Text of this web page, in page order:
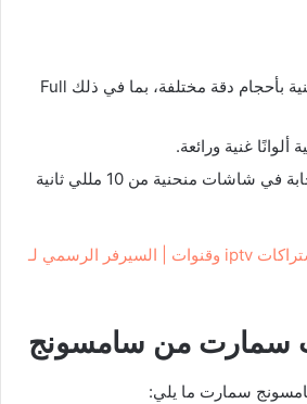
تتوفر شاشات منحنية بأحجام دقة مختلفة، بما في ذلك Full
غنية ورائعة.
يتراوح وقت الاستجابة في شاشات منحنية من 10 مللي ثانية
افضل موقع اشتراكات iptv وقنوات | السيرفر الرسمي لـ
سمارت من سامسونج
سمارت ما يلي: